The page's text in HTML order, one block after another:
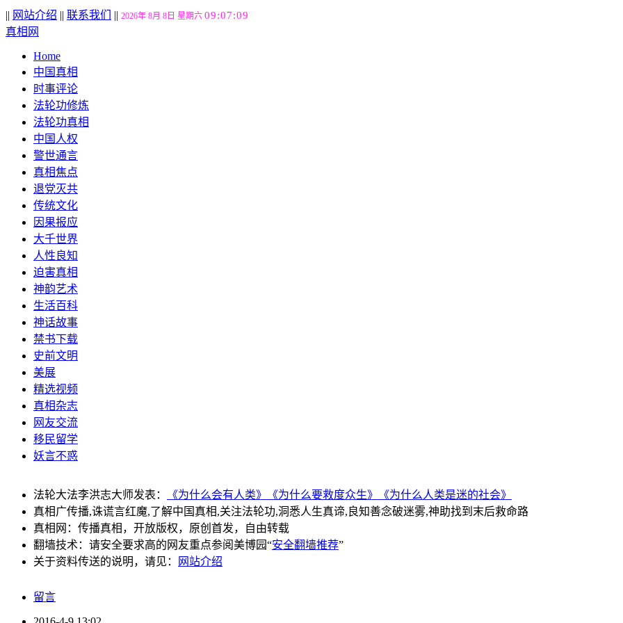
|| 网站介绍 || 联系我们 || 2026年 8月 8日 星期六 09:07:10
真相网
Home
中国真相
时事评论
法轮功修炼
法轮功真相
中国人权
警世通言
真相焦点
退党灭共
传统文化
因果报应
大千世界
人性良知
迫害真相
神韵艺术
生活百科
神话故事
禁书下载
史前文明
美展
精选视频
真相杂志
网友交流
移民留学
妖言不惑
法轮大法李洪志大师发表： 《为什么会有人类》 《为什么要救度众生》
《为什么人类是迷的社会》
真相广传播,诛谎言红魔,了解中国真相,关注法轮功,洞悉人生真谛,良知善念破迷雾,神助找到末后救命路
真相网：传播真相，开放版权，原创首发，自由转载
翻墙技术：请安全要求高的网友重点参阅美博园“安全翻墙推荐”
关于资料传送的说明，请见：
网站介绍
留言